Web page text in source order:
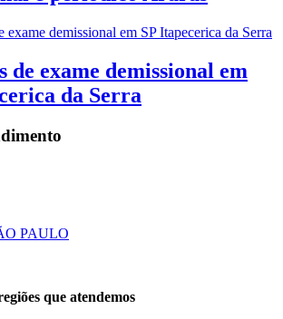
de exame demissional em
da Serra
PAULO
que atendemos